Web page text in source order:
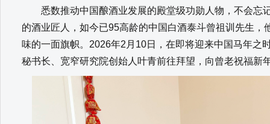
悉数推动中国酿酒业发展的殿堂级功勋人物，不会忘
的酒业匠人，如今已95高龄的中国白酒泰斗曾祖训先生，
味的一面旗帜。2026年2月10日，在即将迎来中国马年之
秘书长、宽窄研究院创始人叶青前往拜望，向曾老祝福新